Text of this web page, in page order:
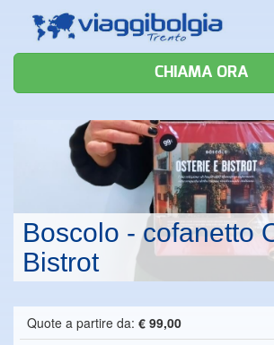
CHIAMA ORA
Boscolo - cofanetto
Bistrot
Quote a partire da: € 99,00